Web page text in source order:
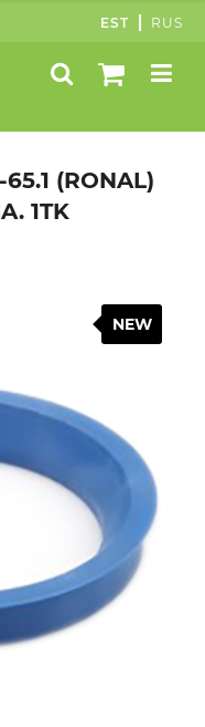
EST RUS
(RONAL)
1TK
NEW